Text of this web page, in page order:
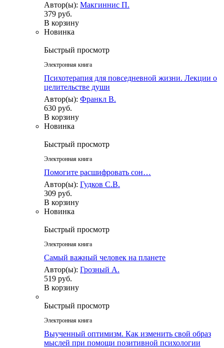
Автор(ы): Макгиннис П.
379 руб.
В корзину
Новинка
Быстрый просмотр
Электронная книга
Психотерапия для повседневной жизни. Лекции о
целительстве души
Автор(ы): Франкл В.
630 руб.
В корзину
Новинка
Быстрый просмотр
Электронная книга
Помогите расшифровать сон…
Автор(ы): Гудков С.В.
309 руб.
В корзину
Новинка
Быстрый просмотр
Электронная книга
Самый важный человек на планете
Автор(ы): Грозный А.
519 руб.
В корзину
Быстрый просмотр
Электронная книга
Выученный оптимизм. Как изменить свой образ
мыслей при помощи позитивной психологии